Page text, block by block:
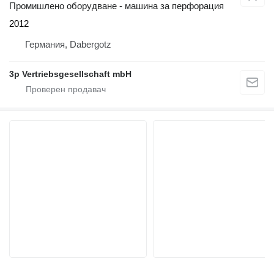
Промишлено оборудване - машина за перфорация
2012
Германия, Dabergotz
3p Vertriebsgesellschaft mbH